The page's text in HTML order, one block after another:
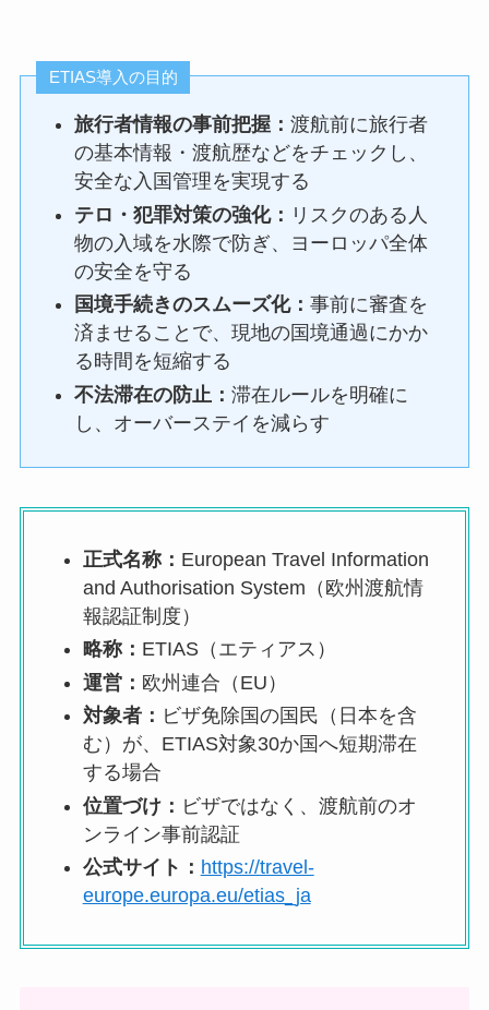
ETIAS導入の目的
旅行者情報の事前把握：渡航前に旅行者
の基本情報・渡航歴などをチェックし、
安全な入国管理を実現する
テロ・犯罪対策の強化： リスクのある人
物の入域を水際で防ぎ、ヨーロッパ全体
の安全を守る
国境手続きのスムーズ化：事前に審査を
済ませることで、現地の国境通過にかか
る時間を短縮する
不法滞在の防止：滞在ルールを明確に
し、オーバーステイを減らす
正式名称： European Travel Information
and Authorisation System（欧州渡航情
報認証制度）
略称： ETIAS（エティアス）
運営： 欧州連合（EU）
対象者： ビザ免除国の国民（日本を含
む）が、ETIAS対象30か国へ短期滞在
する場合
位置づけ： ビザではなく、渡航前のオ
ンライン事前認証
公式サイト： https://travel-
europe.europa.eu/etias_ja